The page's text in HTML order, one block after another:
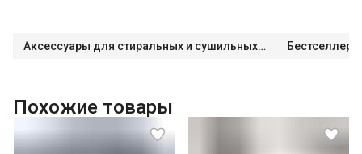
Аксессуары для стиральных и сушильных машин Бестселлеры
Похожие товары